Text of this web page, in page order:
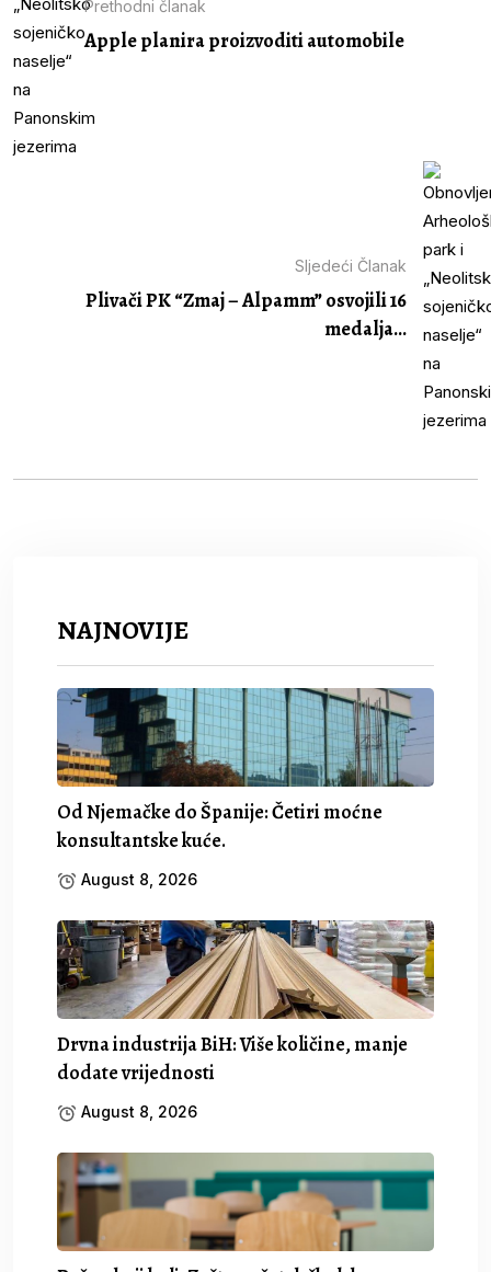
Prethodni članak
Apple planira proizvoditi automobile
Sljedeći Članak
Plivači PK “Zmaj – Alpamm” osvojili 16
medalja...
NAJNOVIJE
Od Njemačke do Španije: Četiri moćne
konsultantske kuće.
August 8, 2026
Drvna industrija BiH: Više količine, manje
dodate vrijednosti
August 8, 2026